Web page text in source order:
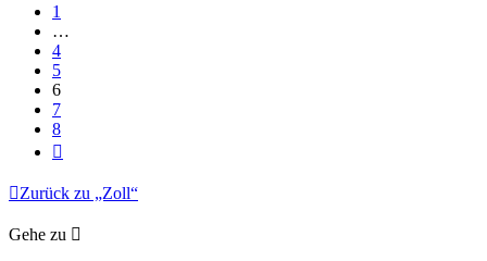
1
…
4
5
6
7
8
Zurück zu „Zoll“
Gehe zu